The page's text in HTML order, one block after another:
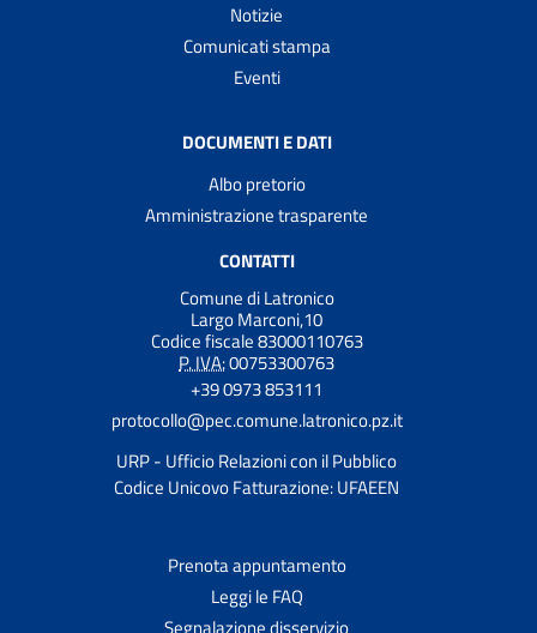
Notizie
Comunicati stampa
Eventi
DOCUMENTI E DATI
Albo pretorio
Amministrazione trasparente
CONTATTI
Comune di Latronico
Largo Marconi,10
Codice fiscale 83000110763
P. IVA:00753300763
+39 0973 853111
protocollo@pec.comune.latronico.pz.it
URP - Ufficio Relazioni con il Pubblico
Codice Unicovo Fatturazione: UFAEEN
Prenota appuntamento
Leggi le FAQ